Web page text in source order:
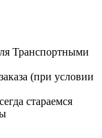
Транспортными
(при условии
стараемся